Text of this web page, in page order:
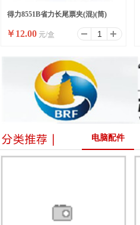
得力8551B省力长尾票夹(混)(筒)
￥12.00 元/盒
电脑配件